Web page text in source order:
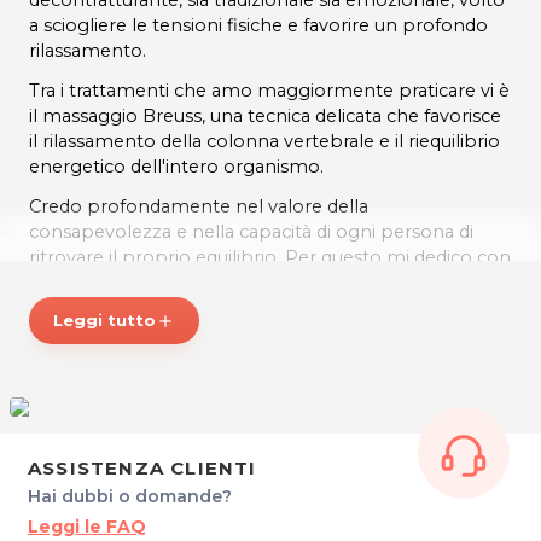
a sciogliere le tensioni fisiche e favorire un profondo
rilassamento.
Tra i trattamenti che amo maggiormente praticare vi è
il massaggio Breuss, una tecnica delicata che favorisce
il rilassamento della colonna vertebrale e il riequilibrio
energetico dell'intero organismo.
Credo profondamente nel valore della
consapevolezza e nella capacità di ogni persona di
ritrovare il proprio equilibrio. Per questo mi dedico con
e delle tecniche di respirazione, sia in percorsi
individuali sia di gruppo, accompagnando ogni
Sabato 9.15-12.15 / 15.30-19.30
Altri giorni su appuntamento.
RIFLESSI DI BENESSERE
Leggi tutto add
ASSISTENZA CLIENTI
Hai dubbi o domande?
Leggi le FAQ